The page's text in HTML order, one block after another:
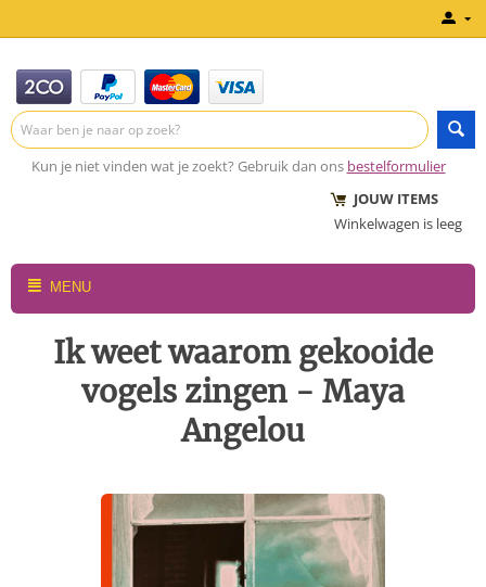
Kun je niet vinden wat je zoekt? Gebruik dan ons bestelformulier
JOUW ITEMS
Winkelwagen is leeg
MENU
Ik weet waarom gekooide
vogels zingen - Maya
Angelou